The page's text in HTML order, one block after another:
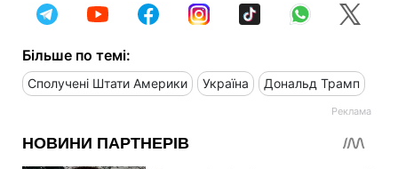
Більше по темі:
Сполучені Штати Америки Україна Дональд Трамп